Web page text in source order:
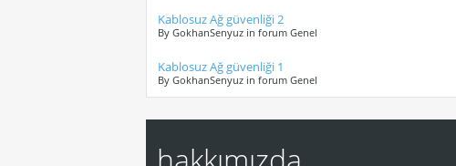
Kablosuz Ağ güvenliği 2
By GokhanSenyuz in forum Genel
Kablosuz Ağ güvenliği 1
By GokhanSenyuz in forum Genel